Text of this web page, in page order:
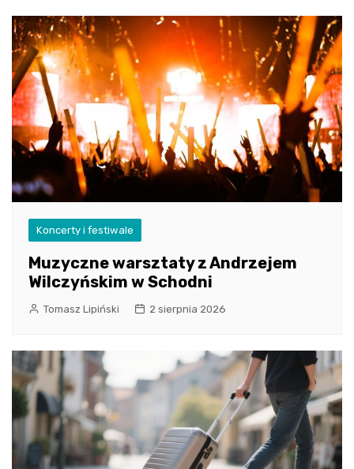
Koncerty i festiwale
Muzyczne warsztaty z Andrzejem
Wilczyńskim w Schodni
Tomasz Lipiński 2 sierpnia 2026